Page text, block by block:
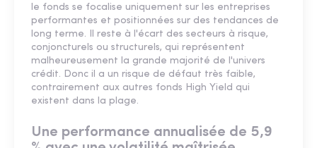
le fonds se focalise uniquement sur les entreprises
performantes et positionnées sur des tendances de
long terme. Il reste à l'écart des secteurs à risque,
conjoncturels ou structurels, qui représentent
malheureusement la grande majorité de l'univers
crédit. Donc il a un risque de défaut très faible,
contrairement aux autres fonds High Yield qui
existent dans la plage.
Une performance annualisée de 5,9